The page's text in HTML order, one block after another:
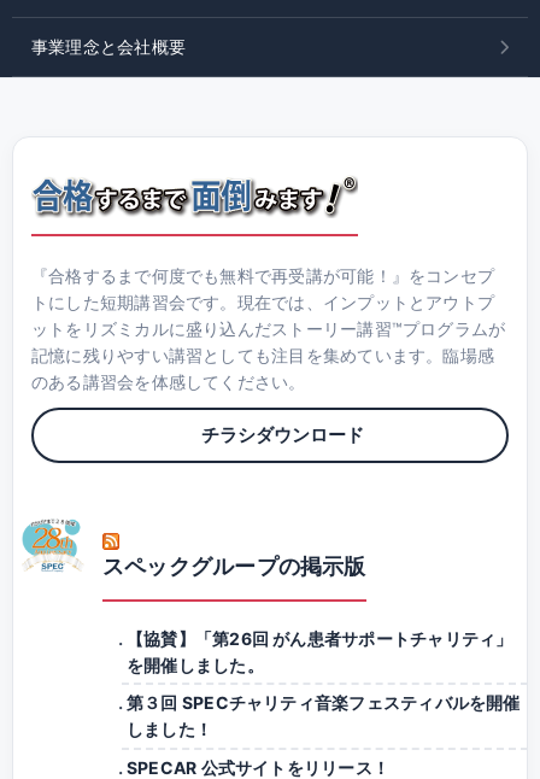
事業理念と会社概要
『合格するまで何度でも無料で再受講が可能！』をコンセプ
トにした短期講習会です。現在では、インプットとアウトプ
ットをリズミカルに盛り込んだストーリー講習™プログラムが
記憶に残りやすい講習としても注目を集めています。臨場感
のある講習会を体感してください。
チラシダウンロード
スペックグループの掲示版
【協賛】「第26回 がん患者サポートチャリティ」
を開催しました。
第３回 SPECチャリティ音楽フェスティバルを開催
しました！
SPECAR 公式サイトをリリース！